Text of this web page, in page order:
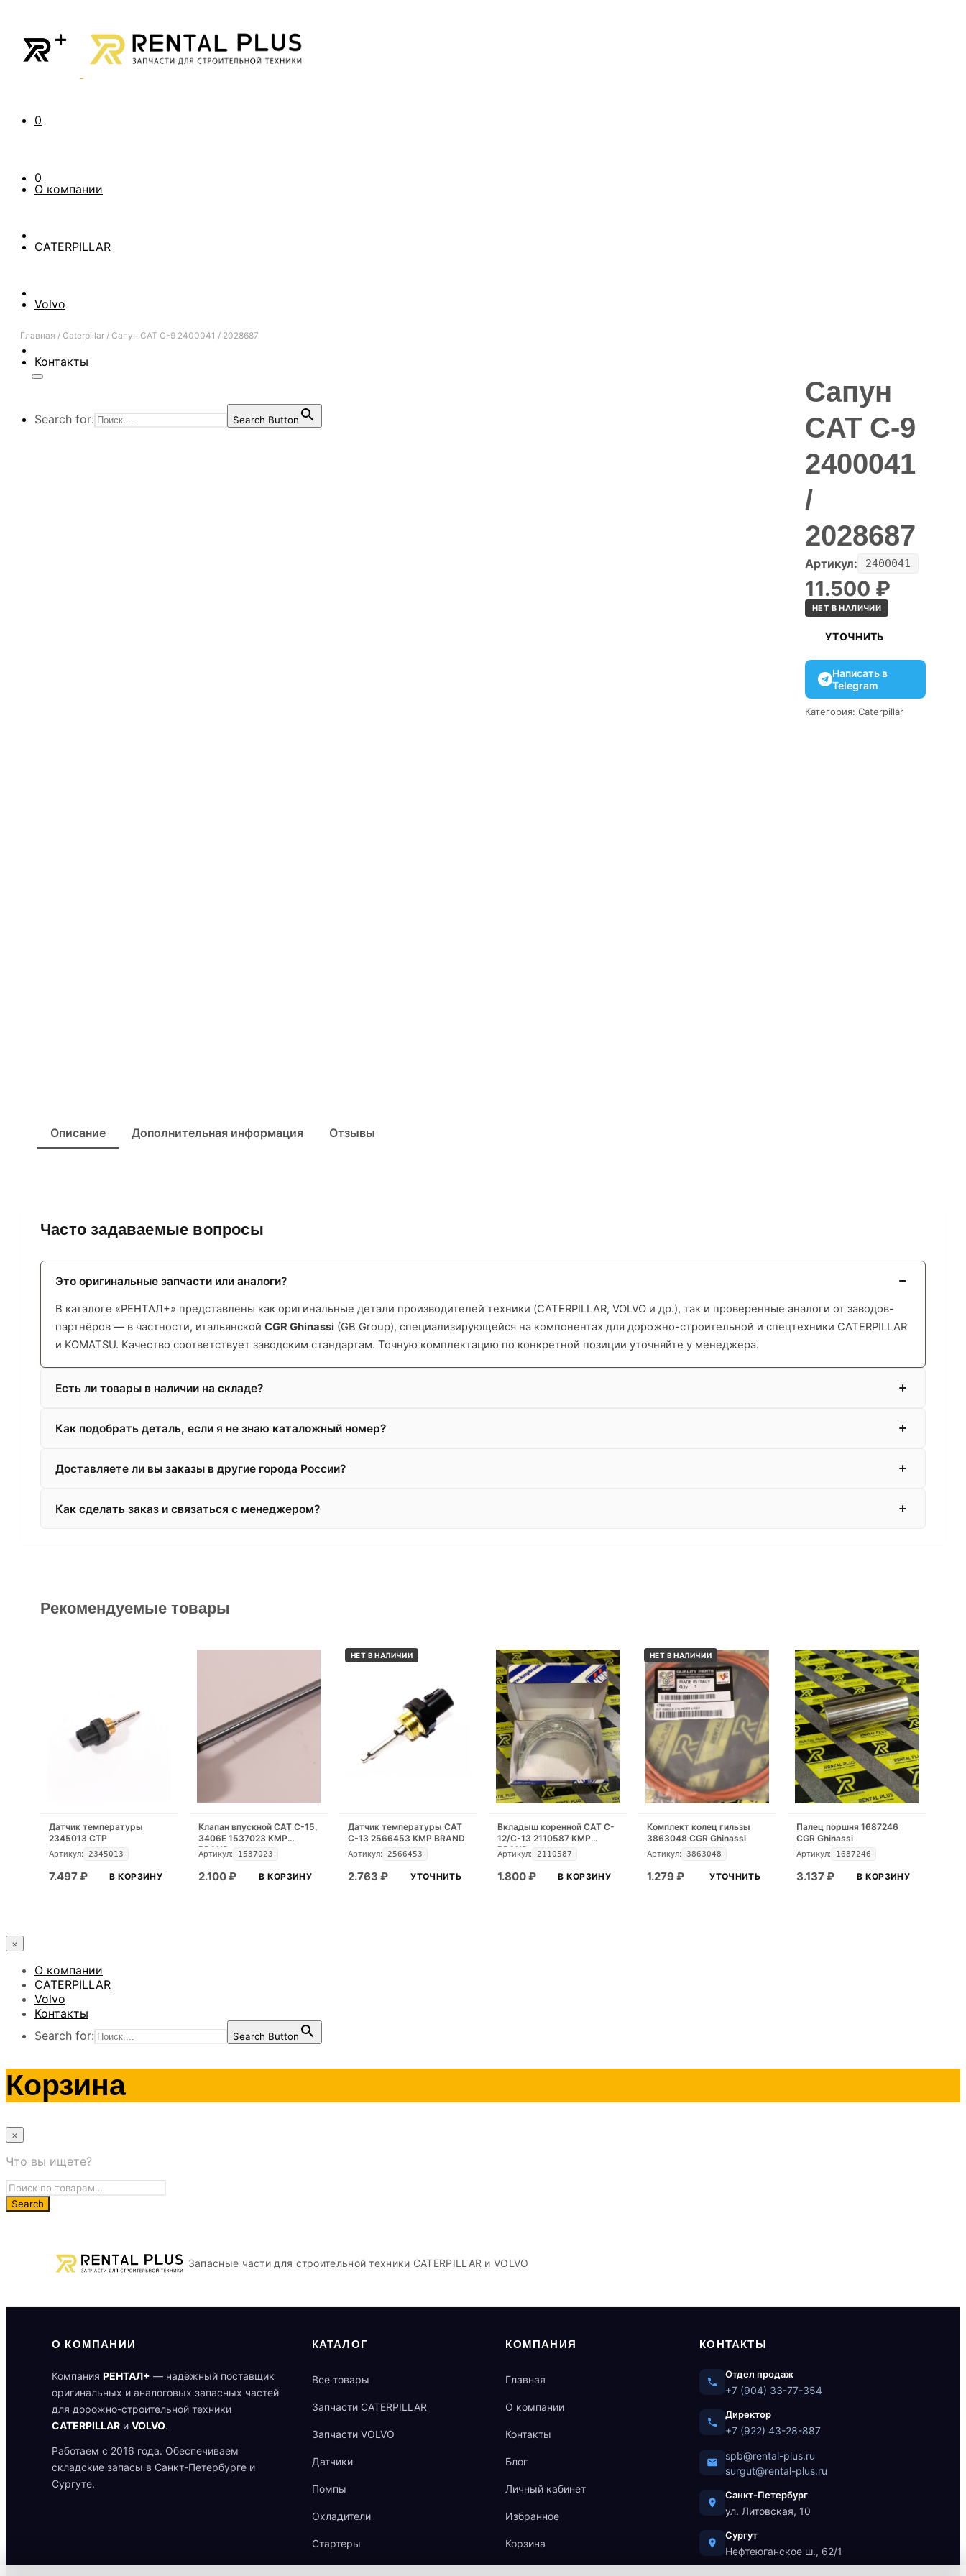
0
0
О компании
CATERPILLAR
Volvo
Контакты
Search for: Search Button
Главная / Caterpillar / Сапун CAT C-9 2400041 / 2028687
Сапун
CAT C-9
2400041
/
2028687
Артикул: 2400041
11.500 ₽
НЕТ В НАЛИЧИИ
УТОЧНИТЬ
Написать в
Telegram
Категория: Caterpillar
Описание Дополнительная информация Отзывы
Часто задаваемые вопросы
Это оригинальные запчасти или аналоги?
В каталоге «РЕНТАЛ+» представлены как оригинальные детали производителей техники (CATERPILLAR, VOLVO и др.), так и проверенные аналоги от заводов-
партнёров — в частности, итальянской CGR Ghinassi (GB Group), специализирующейся на компонентах для дорожно-строительной и спецтехники CATERPILLAR
и KOMATSU. Качество соответствует заводским стандартам. Точную комплектацию по конкретной позиции уточняйте у менеджера.
Есть ли товары в наличии на складе?
Как подобрать деталь, если я не знаю каталожный номер?
Доставляете ли вы заказы в другие города России?
Как сделать заказ и связаться с менеджером?
Рекомендуемые товары
Датчик температуры
2345013 CTP
Артикул: 2345013
7.497₽ В КОРЗИНУ
Клапан впускной CAT C-15,
3406E 1537023 KMP
BRAND
Артикул: 1537023
2.100₽ В КОРЗИНУ
НЕТ В НАЛИЧИИ
Датчик температуры САТ
С-13 2566453 KMP BRAND
Артикул: 2566453
2.763 ₽ УТОЧНИТЬ
Вкладыш коренной CAT C-
12/C-13 2110587 KMP
BRAND
Артикул: 2110587
1.800₽ В КОРЗИНУ
НЕТ В НАЛИЧИИ
Комплект колец гильзы
3863048 CGR Ghinassi
Артикул: 3863048
1.279 ₽ УТОЧНИТЬ
Палец поршня 1687246
CGR Ghinassi
Артикул: 1687246
3.137₽ В КОРЗИНУ
×
О компании
CATERPILLAR
Volvo
Контакты
Search for:
Search Button
Корзина
×
Что вы ищете?
Запасные части для строительной техники CATERPILLAR и VOLVO
О КОМПАНИИ
Компания РЕНТАЛ+ — надёжный поставщик
оригинальных и аналоговых запасных частей
для дорожно-строительной техники
CATERPILLAR и VOLVO.
Работаем с 2016 года. Обеспечиваем
складские запасы в Санкт-Петербурге и
Сургуте.
КАТАЛОГ
Все товары
Запчасти CATERPILLAR
Запчасти VOLVO
Датчики
Помпы
Охладители
Стартеры
КОМПАНИЯ
Главная
О компании
Контакты
Блог
Личный кабинет
Избранное
Корзина
КОНТАКТЫ
Отдел продаж
+7 (904) 33-77-354
Директор
+7 (922) 43-28-887
spb@rental-plus.ru
surgut@rental-plus.ru
Санкт-Петербург
ул. Литовская, 10
Сургут
Нефтеюганское ш., 62/1